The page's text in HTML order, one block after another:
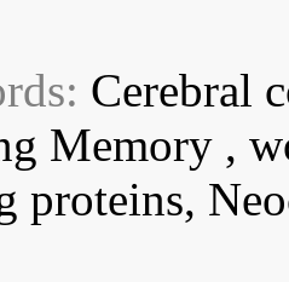
Cerebral
Memory ,
proteins,